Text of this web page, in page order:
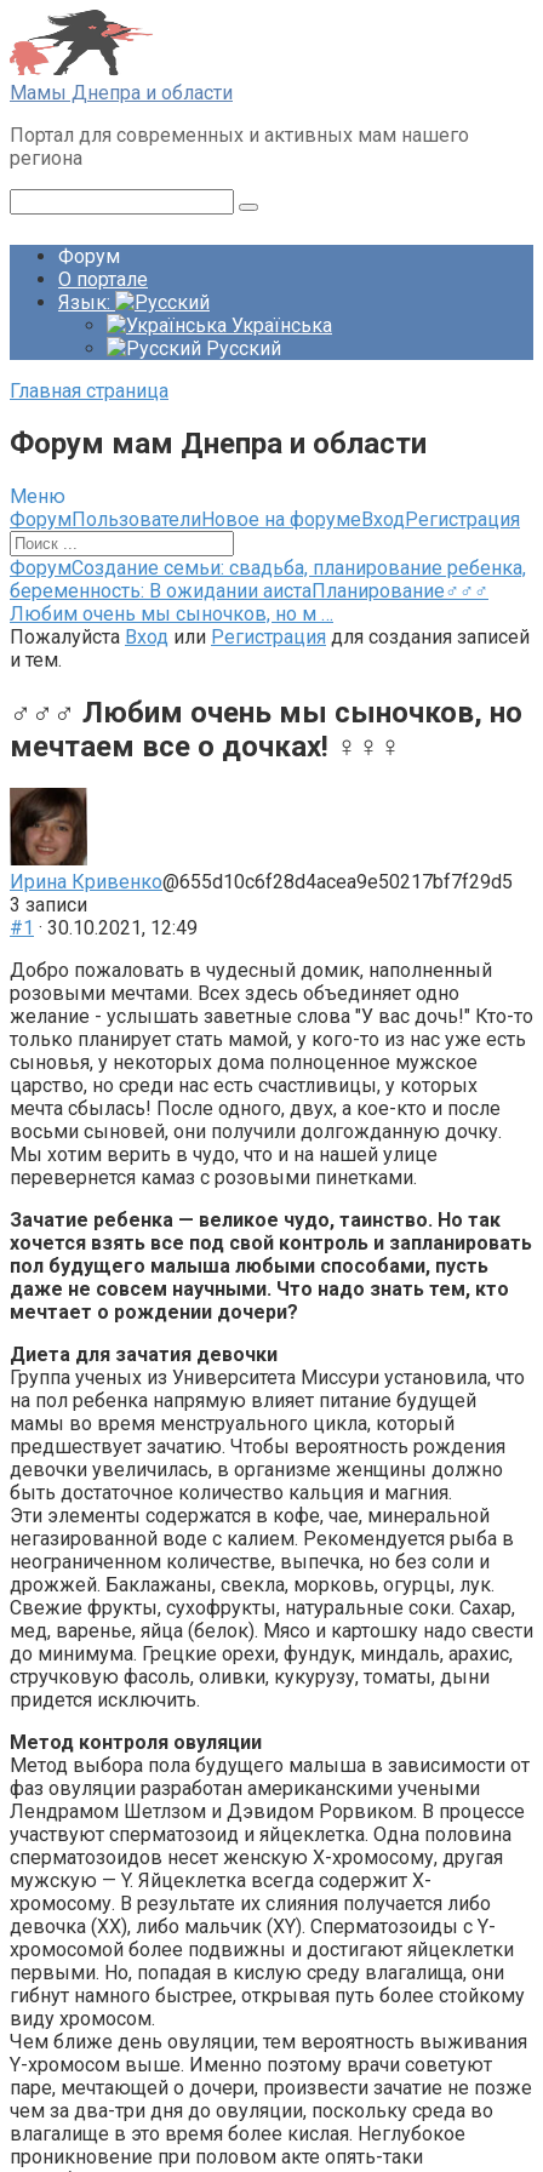
Перейти
к
контенту
Мамы Днепра и области
Портал для современных и активных мам нашего
региона
Форум
О портале
Язык:
Українська
Русский
Главная страница
Форум мам Днепра и области
Меню
Навигация
Форума
ФорумПользователиНовое на форумеВходРегистрация
Форум
breadcrumbs
-
Вы
здесь:
ФорумСоздание семьи: свадьба, планирование ребенка,
беременность: В ожидании аистаПланирование♂♂♂
Любим очень мы сыночков, но м …
Пожалуйста Вход или Регистрация для создания записей
и тем.
♂♂♂ Любим очень мы сыночков, но
мечтаем все о дочках! ♀♀♀
Ирина Кривенко@655d10c6f28d4acea9e50217bf7f29d5
3 записи
#1 · 30.10.2021, 12:49
Добро пожаловать в чудесный домик, наполненный
розовыми мечтами. Всех здесь объединяет одно
желание - услышать заветные слова "У вас дочь!" Кто-то
только планирует стать мамой, у кого-то из нас уже есть
сыновья, у некоторых дома полноценное мужское
царство, но среди нас есть счастливицы, у которых
мечта сбылась! После одного, двух, а кое-кто и после
восьми сыновей, они получили долгожданную дочку.
Мы хотим верить в чудо, что и на нашей улице
перевернется камаз с розовыми пинетками.
Зачатие ребенка — великое чудо, таинство. Но так
хочется взять все под свой контроль и запланировать
пол будущего малыша любыми способами, пусть
даже не совсем научными. Что надо знать тем, кто
мечтает о рождении дочери?
Диета для зачатия девочки
Группа ученых из Университета Миссури установила, что
на пол ребенка напрямую влияет питание будущей
мамы во время менструального цикла, который
предшествует зачатию. Чтобы вероятность рождения
девочки увеличилась, в организме женщины должно
быть достаточное количество кальция и магния.
Эти элементы содержатся в кофе, чае, минеральной
негазированной воде с калием. Рекомендуется рыба в
неограниченном количестве, выпечка, но без соли и
дрожжей. Баклажаны, свекла, морковь, огурцы, лук.
Свежие фрукты, сухофрукты, натуральные соки. Сахар,
мед, варенье, яйца (белок). Мясо и картошку надо свести
до минимума. Грецкие орехи, фундук, миндаль, арахис,
стручковую фасоль, оливки, кукурузу, томаты, дыни
придется исключить.
Метод контроля овуляции
Метод выбора пола будущего малыша в зависимости от
фаз овуляции разработан американскими учеными
Лендрамом Шетлзом и Дэвидом Рорвиком. В процессе
участвуют сперматозоид и яйцеклетка. Одна половина
сперматозоидов несет женскую Х-хромосому, другая
мужскую — Y. Яйцеклетка всегда содержит X-
хромосому. В результате их слияния получается либо
девочка (ХХ), либо мальчик (XY). Сперматозоиды с Y-
хромосомой более подвижны и достигают яйцеклетки
первыми. Но, попадая в кислую среду влагалища, они
гибнут намного быстрее, открывая путь более стойкому
виду хромосом.
Чем ближе день овуляции, тем вероятность выживания
Y-хромосом выше. Именно поэтому врачи советуют
паре, мечтающей о дочери, произвести зачатие не позже
чем за два-три дня до овуляции, поскольку среда во
влагалище в это время более кислая. Неглубокое
проникновение при половом акте опять-таки